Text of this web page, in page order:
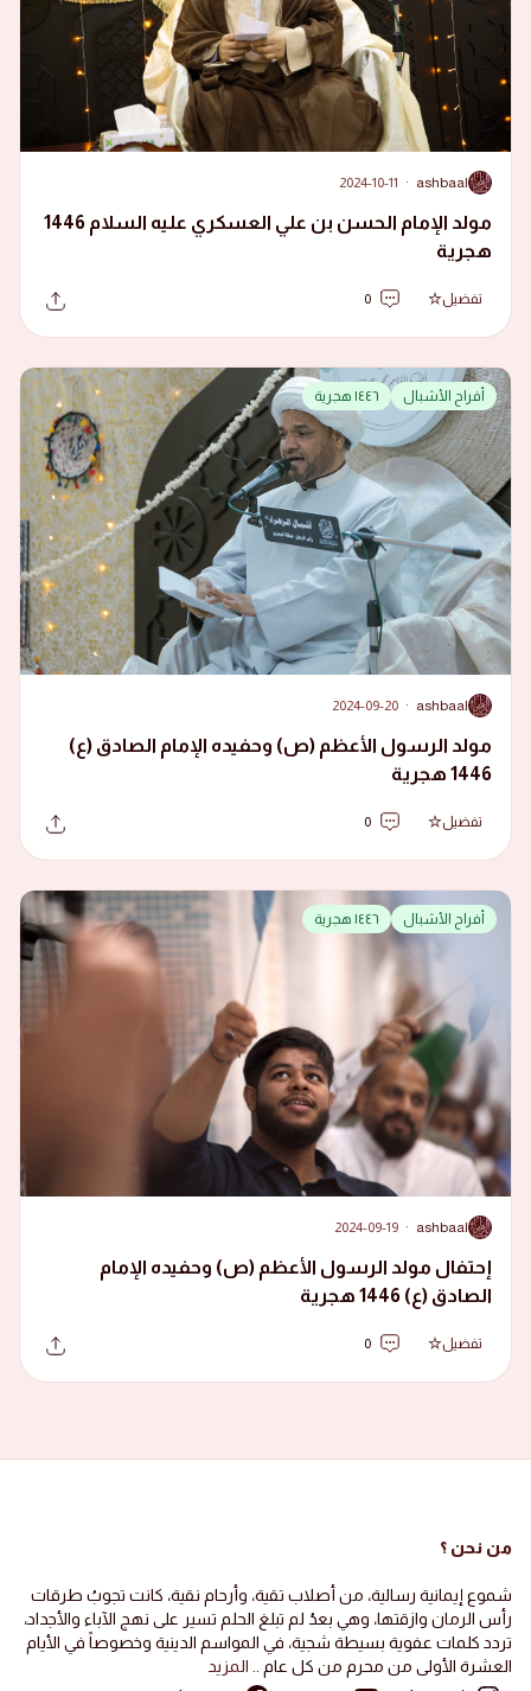
A
ashbaal
·
2024-10-11
مولد الإمام الحسن بن علي العسكري عليه السلام 1446
هجرية
تفضيل 0
أفراح الأشبال ١٤٤٦ هجرية
A
ashbaal
·
2024-09-20
مولد الرسول الأعظم (ص) وحفيده الإمام الصادق (ع)
1446 هجرية
تفضيل 0
أفراح الأشبال ١٤٤٦ هجرية
A
ashbaal
·
2024-09-19
إحتفال مولد الرسول الأعظم (ص) وحفيده الإمام
الصادق (ع) 1446 هجرية
تفضيل 0
من نحن ؟
شموع إيمانية رسالية، من أصلاب تقية، وأرحام نقية، كانت تجوبُ طرقات
رأس الرمان وازقتها، وهي بعدُ لم تبلغ الحلم تسير على نهج الآباء والأجداد،
تردد كلمات عفوية بسيطة شجية، في المواسم الدينية وخصوصاً في الأيام
العشرة الأولى من محرم من كل عام .. المزيد